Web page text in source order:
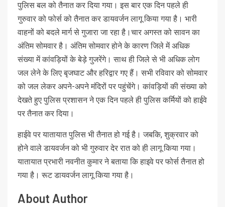
पुलिस बल को तैनात कर दिया गया। इस बार एक दिन पहले ही
गुरुवार को फोर्स को तैनात कर डायवर्जन लागू किया गया है। भारी
वाहनों को बदले मार्ग से गुजारा जा रहा है।चार अगस्त को सावन का
अंतिम सोमवार है। अंतिम सोमवार होने के कारण जिले में अधिक
संख्या में कांवड़ियों के बेड़े गुजरेंगे। साथ ही जिले से भी अधिक लोग
जल लेने के लिए बृजघाट और हरिद्वार गए हैं। सभी रविवार को सोमवार
को जल लेकर अपने-अपने मंदिरों पर पहुंचेंगे। कांवड़ियों की संख्या को
देखते हुए पुलिस प्रशासन ने एक दिन पहले ही पुलिस कर्मियों को हाईवे
पर तैनात कर दिया।
हाईवे पर यातायात पुलिस भी तैनात हो गई है। जबकि, शुक्रवार को
होने वाले डायवर्जन को भी गुरुवार देर रात को ही लागू किया गया।
यातायात प्रभारी नवनीत कुमार ने बताया कि हाइवे पर फोर्स तैनात हो
गया है। रूट डायवर्जन लागू किया गया है।
About Author